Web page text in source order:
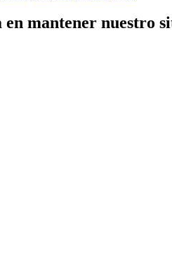
en mantener nuestro